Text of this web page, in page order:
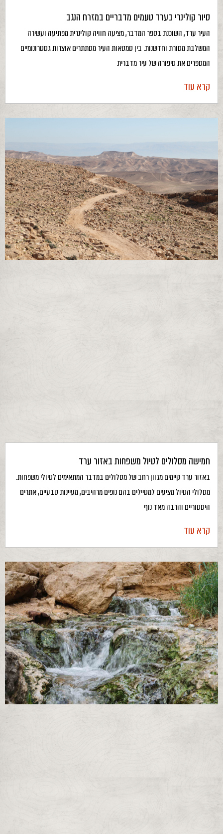
סיור קולינרי בערד טעמים מדבריים במזרח הנגב
העיר ערד, השוכנת בספר המדבר, מציעה חוויה קולינרית מפתיעה ועשירה
המשלבת מסורת וחדשנות. בין סמטאות העיר מסתתרים אוצרות גסטרונומיים
המספרים את סיפורה של עיר מדברית
קרא עוד
חמישה מסלולים לטיול משפחות באזור ערד
באזור ערד קיימים מגוון רחב של מסלולים במדבר המתאימים לטיולי משפחות.
מסלולי הטיול מציעים למטיילים בהם נופים מרהיבים, מעיינות טבעיים, אתרים
היסטוריים והרבה מאד נוף
קרא עוד